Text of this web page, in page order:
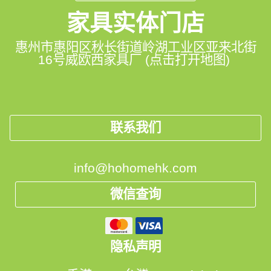
家具实体门店
惠州市惠阳区秋长街道岭湖工业区亚来北街
16号威欧西家具厂 (点击打开地图)
联系我们
info@hohomehk.com
微信查询
隐私声明